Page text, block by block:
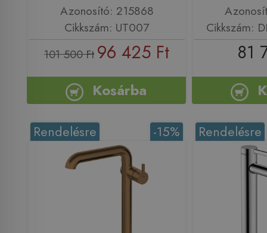
Azonosító: 215868
Cikkszám: UT007
101 500 Ft 96 425 Ft
Kosárba
Cikkszám:
81
-15%
Rendelésre Rendelésre